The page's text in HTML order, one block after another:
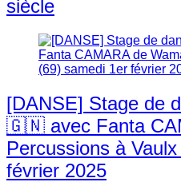
siècle
[DANSE] Stage de
🇬🇳 avec Fanta
Percussions à
février 2025